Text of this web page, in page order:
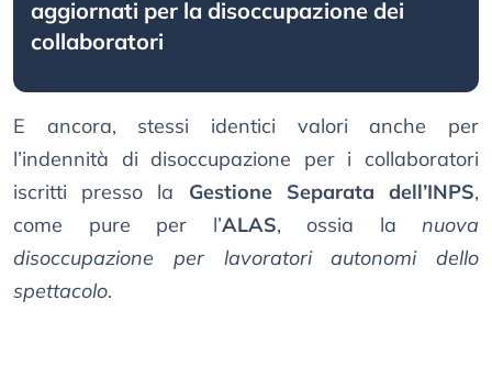
aggiornati per la disoccupazione dei
collaboratori
E ancora, stessi identici valori anche per
l’indennità di disoccupazione per i collaboratori
iscritti presso la Gestione Separata dell’INPS,
come pure per l’ALAS, ossia la nuova
disoccupazione per lavoratori autonomi dello
spettacolo.